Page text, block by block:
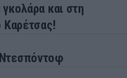
και στη
Καρέτσας!